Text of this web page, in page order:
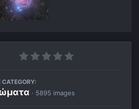
CATEGORY:
· 5895 images